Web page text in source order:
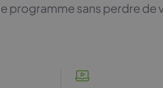
programme sans perdre de